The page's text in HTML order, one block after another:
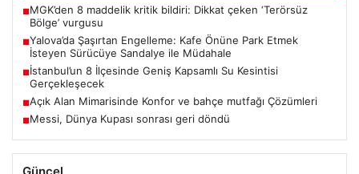
■MGK’den 8 maddelik kritik bildiri: Dikkat çeken ‘Terörsüz
Bölge’ vurgusu
■Yalova’da Şaşırtan Engelleme: Kafe Önüne Park Etmek
İsteyen Sürücüye Sandalye ile Müdahale
■İstanbul’un 8 İlçesinde Geniş Kapsamlı Su Kesintisi
Gerçekleşecek
■Açık Alan Mimarisinde Konfor ve bahçe mutfağı Çözümleri
■Messi, Dünya Kupası sonrası geri döndü